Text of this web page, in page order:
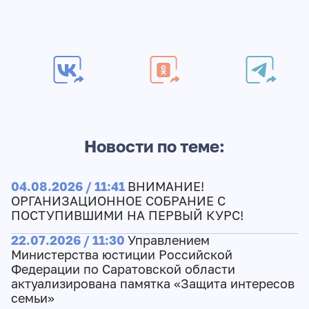
Новости по теме:
04.08.2026 / 11:41 ВНИМАНИЕ!
ОРГАНИЗАЦИОННОЕ СОБРАНИЕ С
ПОСТУПИВШИМИ НА ПЕРВЫЙ КУРС!
22.07.2026 / 11:30 Управлением
Министерства юстиции Российской
Федерации по Саратовской области
актуализирована памятка «Защита интересов
семьи»